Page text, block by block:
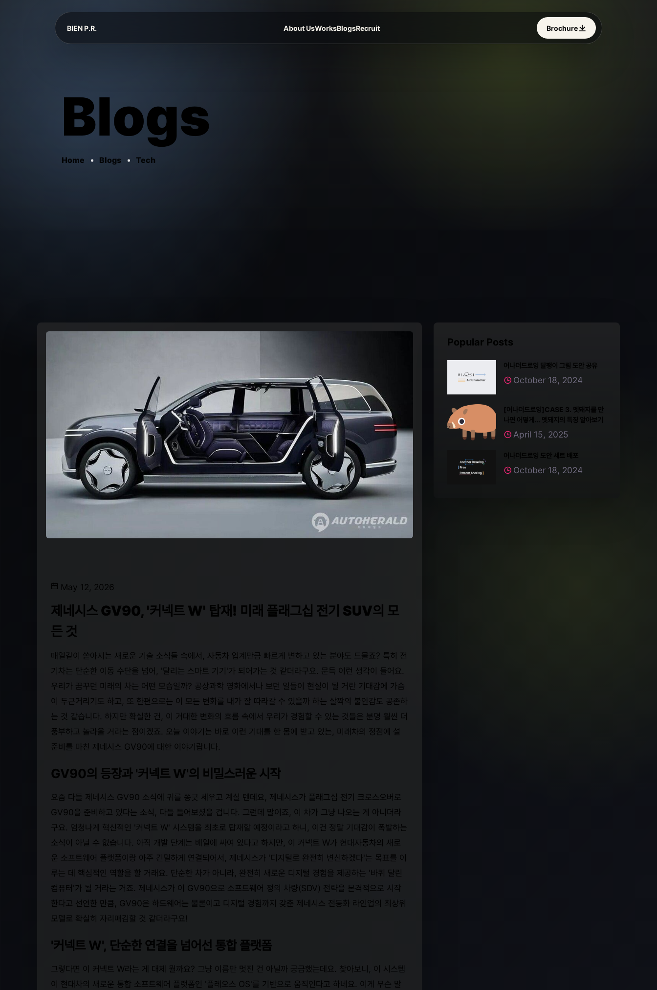
BIEN P.R. About UsWorksBlogsRecruit Brochure
Blogs
Home Blogs Tech
May 12, 2026
제네시스 GV90, '커넥트 W' 탑재! 미래 플래그십 전기 SUV의 모
든 것
매일같이 쏟아지는 새로운 기술 소식들 속에서, 자동차 업계만큼 빠르게 변하고 있는 분야도 드물죠? 특히 전
기차는 단순한 이동 수단을 넘어, '달리는 스마트 기기'가 되어가는 것 같더라구요. 문득 이런 생각이 들어요.
우리가 꿈꾸던 미래의 차는 어떤 모습일까? 공상과학 영화에서나 보던 일들이 현실이 될 거란 기대감에 가슴
이 두근거리기도 하고, 또 한편으로는 이 모든 변화를 내가 잘 따라갈 수 있을까 하는 살짝의 불안감도 공존하
는 것 같습니다. 하지만 확실한 건, 이 거대한 변화의 흐름 속에서 우리가 경험할 수 있는 것들은 분명 훨씬 더
풍부하고 놀라울 거라는 점이겠죠. 오늘 이야기는 바로 이런 기대를 한 몸에 받고 있는, 미래차의 정점에 설
준비를 마친 제네시스 GV90에 대한 이야기랍니다.
GV90의 등장과 '커넥트 W'의 비밀스러운 시작
요즘 다들 제네시스 GV90 소식에 귀를 쫑긋 세우고 계실 텐데요, 제네시스가 플래그십 전기 크로스오버로
GV90을 준비하고 있다는 소식, 다들 들어보셨을 겁니다. 그런데 말이죠, 이 차가 그냥 나오는 게 아니더라
구요. 엄청나게 혁신적인 '커넥트 W' 시스템을 최초로 탑재할 예정이라고 하니, 이건 정말 기대감이 폭발하는
소식이 아닐 수 없습니다. 아직 개발 단계는 베일에 싸여 있다고 하지만, 이 커넥트 W가 현대자동차의 새로
운 소프트웨어 플랫폼이랑 아주 긴밀하게 연결되어서, 제네시스가 '디지털로 완전히 변신하겠다'는 목표를 이
루는 데 핵심적인 역할을 할 거래요. 단순한 차가 아니라, 완전히 새로운 디지털 경험을 제공하는 '바퀴 달린
컴퓨터'가 될 거라는 거죠. 제네시스가 이 GV90으로 소프트웨어 정의 차량(SDV) 전략을 본격적으로 시작
한다고 선언한 만큼, GV90은 하드웨어는 물론이고 디지털 경험까지 갖춘 제네시스 전동화 라인업의 최상위
모델로 확실히 자리매김할 것 같더라구요!
'커넥트 W', 단순한 연결을 넘어선 통합 플랫폼
그렇다면 이 커넥트 W라는 게 대체 뭘까요? 그냥 이름만 멋진 건 아닐까 궁금했는데요. 찾아보니, 이 시스템
이 현대차의 새로운 통합 소프트웨어 플랫폼인 '플레오스 OS'를 기반으로 움직인다고 하네요. 이게 무슨 말
Popular Posts
어나더드로잉 달팽이 그림 도안 공유
October 18, 2024
[어나더드로잉]CASE 3. 멧돼지를 만
나면 어떻게... 멧돼지의 특징 알아보기
April 15, 2025
어나더드로잉 도안 세트 배포
October 18, 2024